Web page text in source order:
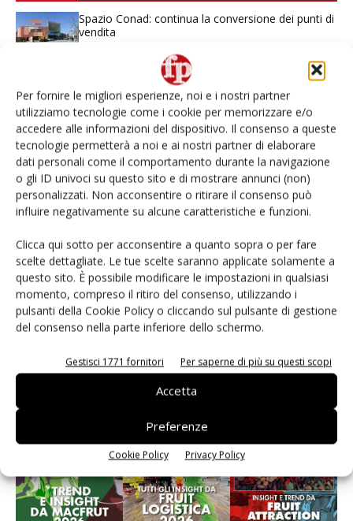
Per fornire le migliori esperienze, noi e i nostri partner
utilizziamo tecnologie come i cookie per memorizzare e/o
accedere alle informazioni del dispositivo. Il consenso a queste
tecnologie permetterà a noi e ai nostri partner di elaborare
dati personali come il comportamento durante la navigazione
o gli ID univoci su questo sito e di mostrare annunci (non)
personalizzati. Non acconsentire o ritirare il consenso può
influire negativamente su alcune caratteristiche e funzioni.
Clicca qui sotto per acconsentire a quanto sopra o per fare
scelte dettagliate. Le tue scelte saranno applicate solamente a
questo sito. È possibile modificare le impostazioni in qualsiasi
momento, compreso il ritiro del consenso, utilizzando i
pulsanti della Cookie Policy o cliccando sul pulsante di gestione
del consenso nella parte inferiore dello schermo.
Gestisci 1771 fornitori Per saperne di più su questi scopi
Accetta
Preferenze
Cookie Policy Privacy Policy
Spazio Conad: continua la conversione dei punti di
vendita
L’ortofrutta di Extra Supermercati tra localismo e
Ai #Repartofresh
Non è una susina: è Metis… e può rivoluzionare la
categoria
Andamento prezzi ortofrutta in Italia al 27 luglio
2026
Apofruit, estate da record per il bio: Canova e
ViviToscano crescono a doppia cifra